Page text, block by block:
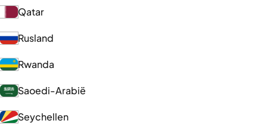
Qatar
Rusland
Rwanda
Saoedi-Arabië
Seychellen